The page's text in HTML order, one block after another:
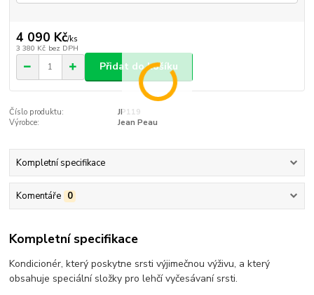
4 090 Kč/ks
3 380 Kč bez DPH
Přidat do košíku
Číslo produktu:
JP119
Výrobce:
Jean Peau
Kompletní specifikace
Komentáře 0
Kompletní specifikace
Kondicionér, který poskytne srsti výjimečnou výživu, a který
obsahuje speciální složky pro lehčí vyčesávaní srsti.